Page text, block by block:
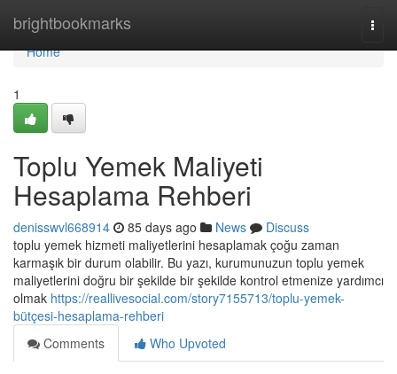
brightbookmarks
Home
Home
1
Toplu Yemek Maliyeti
Hesaplama Rehberi
denisswvl668914 85 days ago News
Discuss
toplu yemek hizmeti maliyetlerini hesaplamak çoğu zaman
karmaşık bir durum olabilir. Bu yazı, kurumunuzun toplu yemek
maliyetlerini doğru bir şekilde bir şekilde kontrol etmenize yardımcı
olmak https://reallivesocial.com/story7155713/toplu-yemek-
bütçesi-hesaplama-rehberi
Comments
Who Upvoted